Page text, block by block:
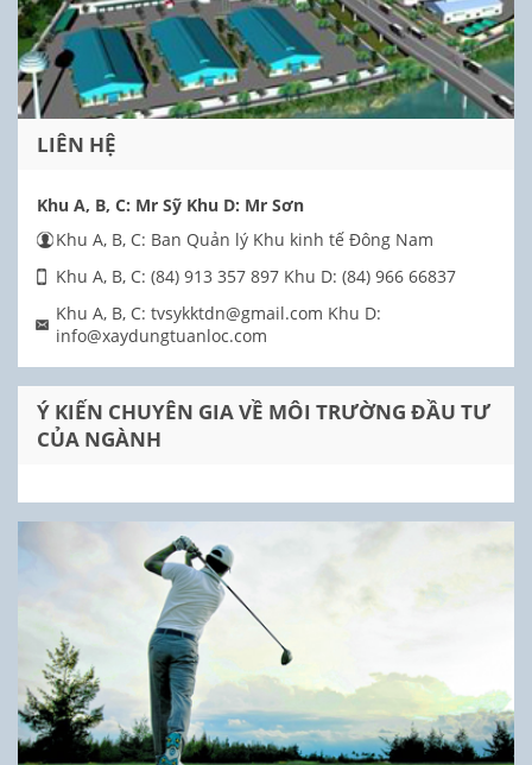
LIÊN HỆ
Khu A, B, C: Mr Sỹ Khu D: Mr Sơn
Khu A, B, C: Ban Quản lý Khu kinh tế Đông Nam
Khu A, B, C: (84) 913 357 897 Khu D: (84) 966 66837
Khu A, B, C: tvsykktdn@gmail.com Khu D:
info@xaydungtuanloc.com
Ý KIẾN CHUYÊN GIA VỀ MÔI TRƯỜNG ĐẦU TƯ
CỦA NGÀNH